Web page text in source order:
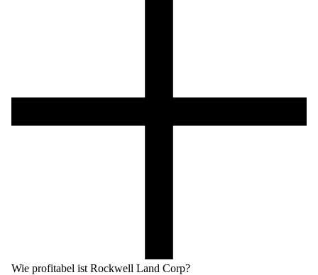
Wie profitabel ist Rockwell Land Corp?